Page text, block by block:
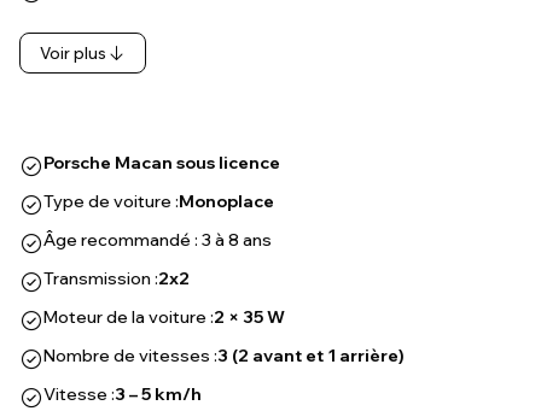
Voir plus
Porsche Macan sous licence
Type de voiture :Monoplace
Âge recommandé : 3 à 8 ans
Transmission :2x2
Moteur de la voiture :2 × 35 W
Nombre de vitesses :3 (2 avant et 1 arrière)
Vitesse :3 – 5 km/h